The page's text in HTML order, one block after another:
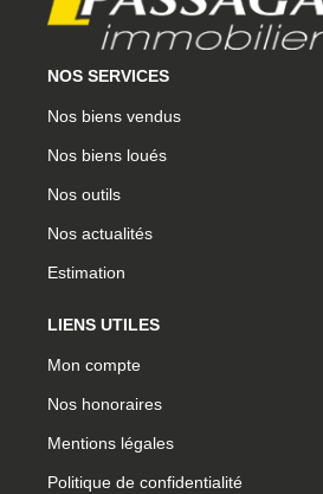
NOS SERVICES
Nos biens vendus
Nos biens loués
Nos outils
Nos actualités
Estimation
LIENS UTILES
Mon compte
Nos honoraires
Mentions légales
Politique de confidentialité